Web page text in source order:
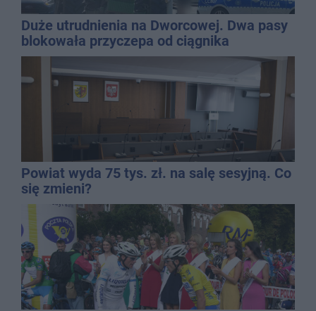
Duże utrudnienia na Dworcowej. Dwa pasy
blokowała przyczepa od ciągnika
Powiat wyda 75 tys. zł. na salę sesyjną. Co
się zmieni?